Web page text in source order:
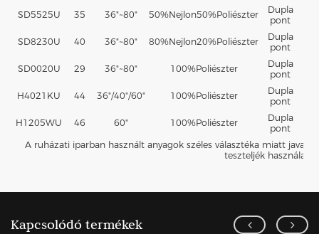
SD5525U 35 36"~80" 50%Nejlon50%Poliészter
Dupla
pont
SD8230U 40 36"~80" 80%Nejlon20%Poliészter
Dupla
pont
SD0020U 29 36"~80" 100%Poliészter
Dupla
pont
H4021KU 44 36"/40"/60" 100%Poliészter
Dupla
pont
H1205WU 46 60" 100%Poliészter
Dupla
pont
A ruházati iparban használt anyagok széles választéka miatt
teszteljék használat
Kapcsolódó termékek